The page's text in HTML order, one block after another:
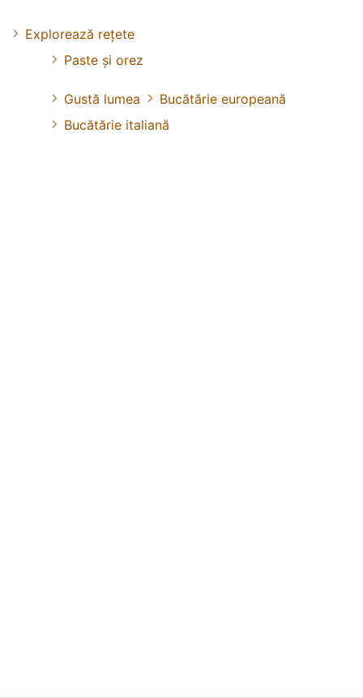
Explorează rețete
Paste și orez
Gustă lumea
Bucătărie europeană
Bucătărie italiană